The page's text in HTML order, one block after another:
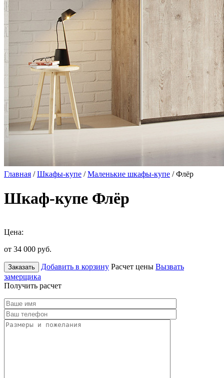
Главная /Шкафы-купе /Маленькие шкафы-купе / Флёр
Шкаф-купе Флёр
Цена:
от 34 000 руб.
Заказать Добавить в корзину Расчет цены Вызвать
замерщика
Получить расчет